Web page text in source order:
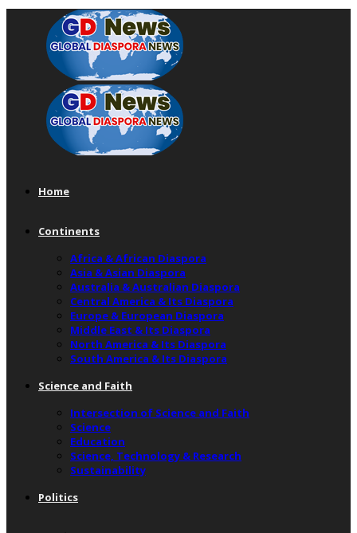
Home
Continents
Africa & African Diaspora
Asia & Asian Diaspora
Australia & Australian Diaspora
Central America & Its Diaspora
Europe & European Diaspora
Middle East & Its Diaspora
North America & Its Diaspora
South America & Its Diaspora
Science and Faith
Intersection of Science and Faith
Science
Education
Science, Technology & Research
Sustainability
Politics